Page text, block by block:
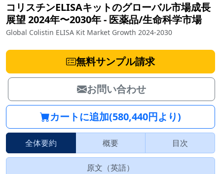
コリスチンELISAキットのグローバル市場成長
展望 2024年〜2030年‐ 医薬品/生命科学市場
Global Colistin ELISA Kit Market Growth 2024-2030
無料サンプル請求
お問い合わせ
カートに追加(580,440円より)
全体要約 概要 目次
原文（英語）